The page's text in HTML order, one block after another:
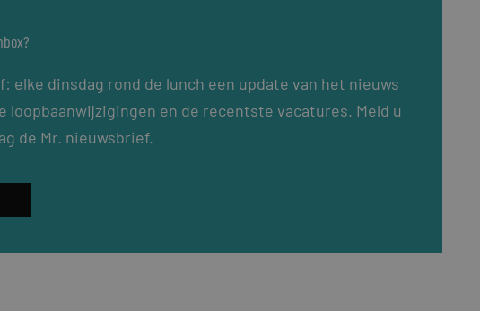
elke dinsdag rond de lunch een update van het nieuws
loopbaanwijzigingen en de recentste vacatures. Meld u
de Mr. nieuwsbrief.